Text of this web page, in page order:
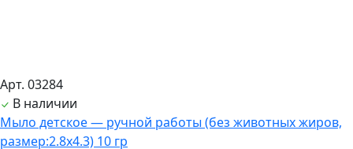
Арт. 03284
В наличии
Мыло детское — ручной работы (без животных жиров,
размер:2.8х4.3) 10 гр